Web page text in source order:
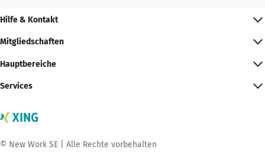
Hilfe & Kontakt
Mitgliedschaften
Hauptbereiche
Services
© New Work SE | Alle Rechte vorbehalten